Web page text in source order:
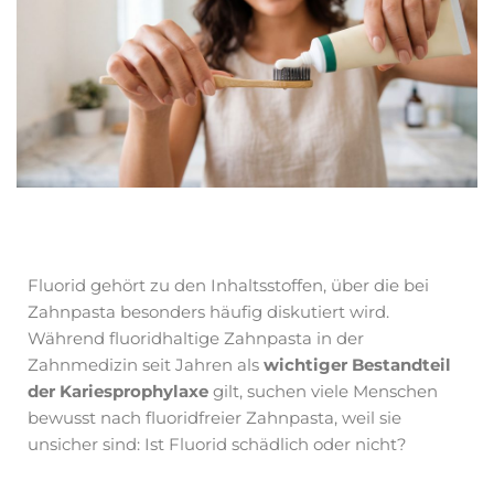
Fluorid gehört zu den Inhaltsstoffen, über die bei
Zahnpasta besonders häufig diskutiert wird.
Während fluoridhaltige Zahnpasta in der
Zahnmedizin seit Jahren als wichtiger Bestandteil
der Kariesprophylaxe gilt, suchen viele Menschen
bewusst nach fluoridfreier Zahnpasta, weil sie
unsicher sind: Ist Fluorid schädlich oder nicht?